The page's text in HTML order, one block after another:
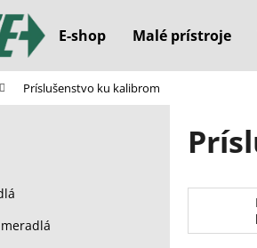
E-shop Malé prístroje
Príslušenstvo ku kalibrom